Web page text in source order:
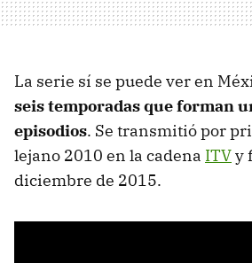
La serie sí se puede ver en
seis temporadas que forman
episodios. Se transmitió por
lejano 2010 en la cadena ITVy
diciembre de 2015.